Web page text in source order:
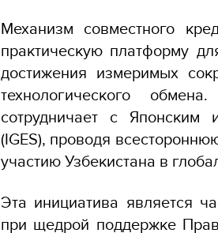
Механизм совместного
практическую платформу
достижения измеримых
технологического
сотрудничает с Японским
(IGES), проводя
участию Узбекистана в
Эта инициатива является
при щедрой поддержке